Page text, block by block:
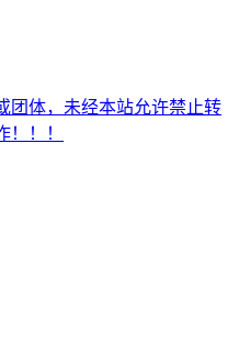
团体，未经本站允许禁止转
！！